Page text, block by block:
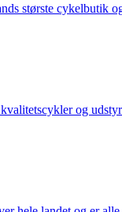
største cykelbutik
og